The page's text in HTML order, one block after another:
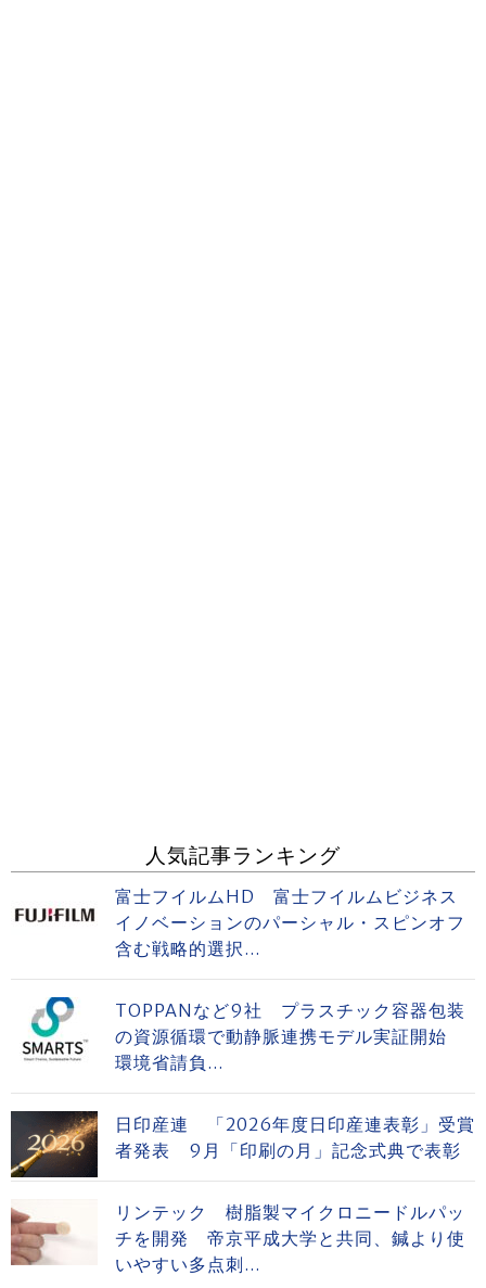
人気記事ランキング
富士フイルムHD 富士フイルムビジネス
イノベーションのパーシャル・スピンオフ
含む戦略的選択...
TOPPANなど9社 プラスチック容器包装
の資源循環で動静脈連携モデル実証開始
環境省請負...
日印産連 「2026年度日印産連表彰」受賞
者発表 9月「印刷の月」記念式典で表彰
リンテック 樹脂製マイクロニードルパッ
チを開発 帝京平成大学と共同、鍼より使
いやすい多点刺...